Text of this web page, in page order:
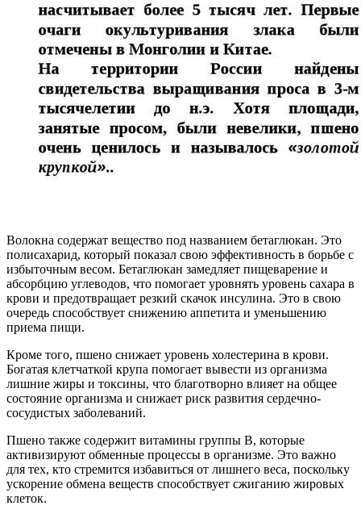
Волокна содержат вещество под названием бетаглюкан. Это
полисахарид, который показал свою эффективность в борьбе с
избыточным весом. Бетаглюкан замедляет пищеварение и
абсорбцию углеводов, что помогает уровнять уровень сахара в
крови и предотвращает резкий скачок инсулина. Это в свою
очередь способствует снижению аппетита и уменьшению
приема пищи.
Кроме того, пшено снижает уровень холестерина в крови.
Богатая клетчаткой крупа помогает вывести из организма
лишние жиры и токсины, что благотворно влияет на общее
состояние организма и снижает риск развития сердечно-
сосудистых заболеваний.
Пшено также содержит витамины группы В, которые
активизируют обменные процессы в организме. Это важно
для тех, кто стремится избавиться от лишнего веса, поскольку
ускорение обмена веществ способствует сжиганию жировых
клеток.